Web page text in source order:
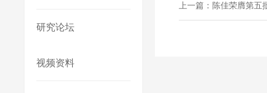
研究论坛
视频资料
上一篇： 陈佳荣膺第五